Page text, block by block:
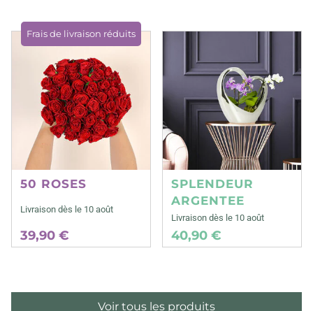
Frais de livraison réduits
50 ROSES
Livraison dès le 10 août
39,90 €
SPLENDEUR
ARGENTEE
Livraison dès le 10 août
40,90 €
Voir tous les produits